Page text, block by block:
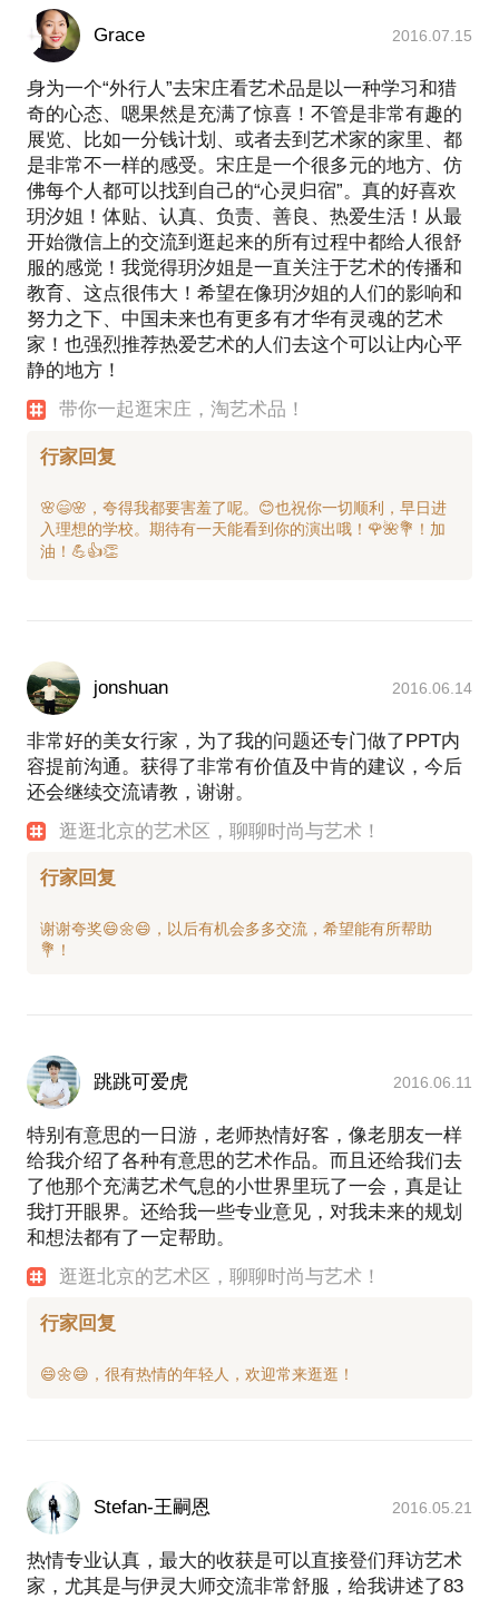
Grace 2016.07.15
身为一个“外行人”去宋庄看艺术品是以一种学习和猎
奇的心态、嗯果然是充满了惊喜！不管是非常有趣的
展览、比如一分钱计划、或者去到艺术家的家里、都
是非常不一样的感受。宋庄是一个很多元的地方、仿
佛每个人都可以找到自己的“心灵归宿”。真的好喜欢
玥汐姐！体贴、认真、负责、善良、热爱生活！从最
开始微信上的交流到逛起来的所有过程中都给人很舒
服的感觉！我觉得玥汐姐是一直关注于艺术的传播和
教育、这点很伟大！希望在像玥汐姐的人们的影响和
努力之下、中国未来也有更多有才华有灵魂的艺术
家！也强烈推荐热爱艺术的人们去这个可以让内心平
静的地方！
带你一起逛宋庄，淘艺术品！
行家回复
🌸😄🌸，夸得我都要害羞了呢。😊也祝你一切顺利，早日进
入理想的学校。期待有一天能看到你的演出哦！🌹🌺💐！加
jonshuan 2016.06.14
非常好的美女行家，为了我的问题还专门做了PPT内
容提前沟通。获得了非常有价值及中肯的建议，今后
还会继续交流请教，谢谢。
逛逛北京的艺术区，聊聊时尚与艺术！
行家回复
谢谢夸奖😄🌼😄，以后有机会多多交流，希望能有所帮助
跳跳可爱虎 2016.06.11
特别有意思的一日游，老师热情好客，像老朋友一样
给我介绍了各种有意思的艺术作品。而且还给我们去
了他那个充满艺术气息的小世界里玩了一会，真是让
我打开眼界。还给我一些专业意见，对我未来的规划
和想法都有了一定帮助。
逛逛北京的艺术区，聊聊时尚与艺术！
行家回复
Stefan-王嗣恩 2016.05.21
热情专业认真，最大的收获是可以直接登们拜访艺术
家，尤其是与伊灵大师交流非常舒服，给我讲述了83